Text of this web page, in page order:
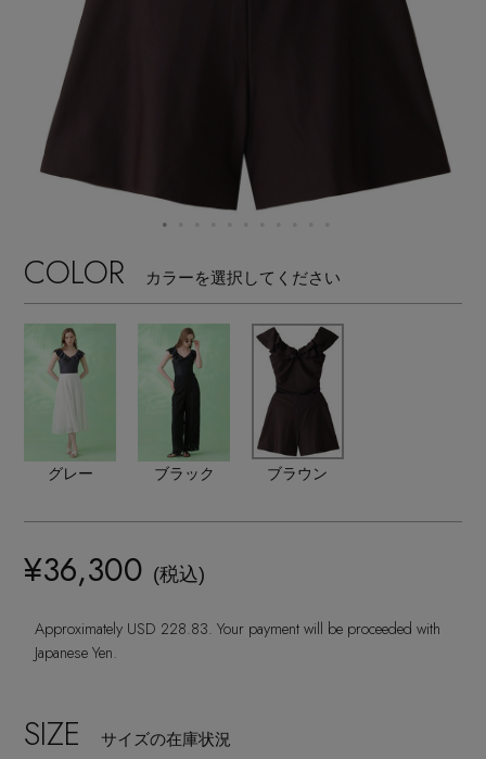
【リネン】涼しい夏素材
【CFCL】注目のPOP-UP
【レース】上品な透け感
【限定】ここでしか買えないアイテム
【ペプラム】トレンドシルエット
『ELLE』最新号掲載
ウェア
すべてのウェア
ワンピース・チュニック
パンツ
ジャケット
シューズ
パンプス
スニーカー
フラットシューズ
レインシューズ
バッグ・財布
すべてのバッグ・財布
カゴバッグ
ショルダーバッグ
ハンドバッグ
ボストンバッグ
ファッション小物
すべてのファッション小物
ストール・マフラー・ケープ
帽子・イヤーマフ
ヘアアクセサリー
スマートフォンケース・タブレットケース
ベルト
グローブ
アクセサリー
すべてのアクセサリー
ピアス・イヤリング
ネックレス
バングル・ブレスレット
リング
コサージュ・ブローチ
アンクレット
すべてのランジェリー
ランジェリー
スポーツ
すべてのスポーツ
シューズ
バッグ・小物
CONTENTS
特集一覧
お知らせ
よくあるご質問
COLOR カラーを選択してください
グレー ブラック ブラウン
¥36,300 (税込)
Approximately USD 228.83. Your payment will be proceeded with
Japanese Yen.
SIZE サイズの在庫状況